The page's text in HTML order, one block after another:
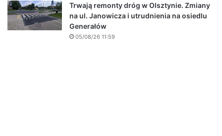
Trwają remonty dróg w Olsztynie. Zmiany
na ul. Janowicza i utrudnienia na osiedlu
Generałów
05/08/26 11:59